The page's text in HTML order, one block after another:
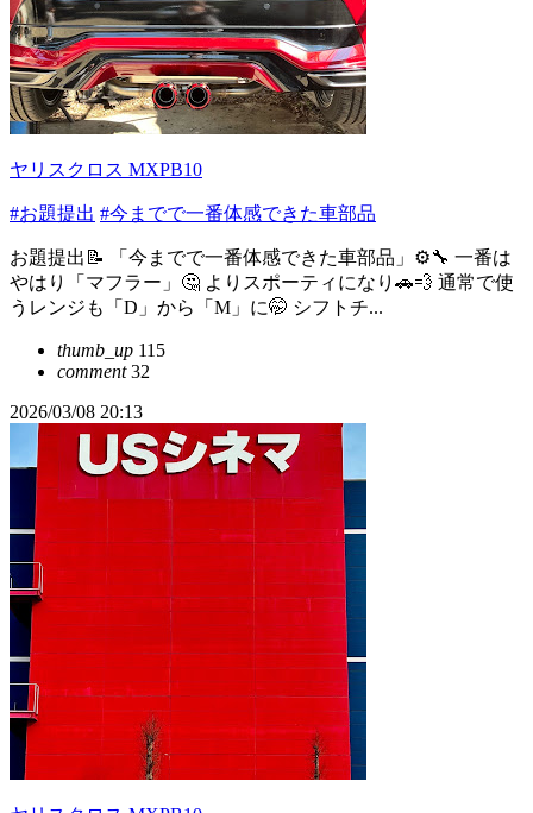
ヤリスクロス MXPB10
#お題提出 #今までで一番体感できた車部品
お題提出📝 「今までで一番体感できた車部品」⚙️🔧 一番は
やはり「マフラー」🤔 よりスポーティになり🚗💨 通常で使
うレンジも「D」から「M」に🤭 シフトチ...
thumb_up 115
comment32
2026/03/08 20:13